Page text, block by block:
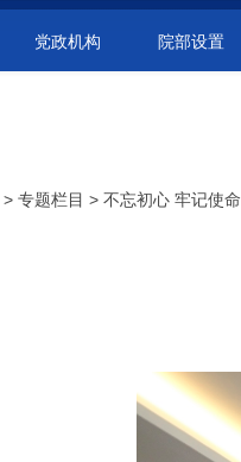
党政机构 院部设置
> 专题栏目 > 不忘初心 牢记使命